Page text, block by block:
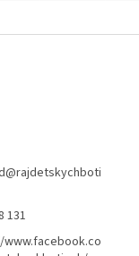
@rajdetskychboti
131